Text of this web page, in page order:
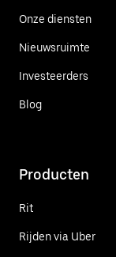
Onze diensten
Nieuwsruimte
Investeerders
Blog
Producten
Rit
Rijden via Uber